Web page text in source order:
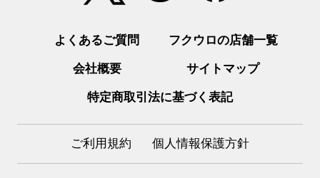
よくあるご質問 フクウロの店舗一覧
会社概要 サイトマップ
特定商取引法に基づく表記
ご利用規約 個人情報保護方針